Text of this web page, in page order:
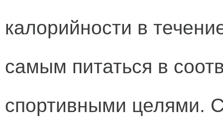
калорийности в
самым питаться в
спортивными целями.